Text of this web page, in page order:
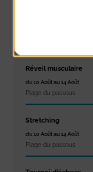
Réveil musculaire
du 10 Août au 14 Août
Plage du passous
Stretching
du 10 Août au 14 Août
Plage du passous